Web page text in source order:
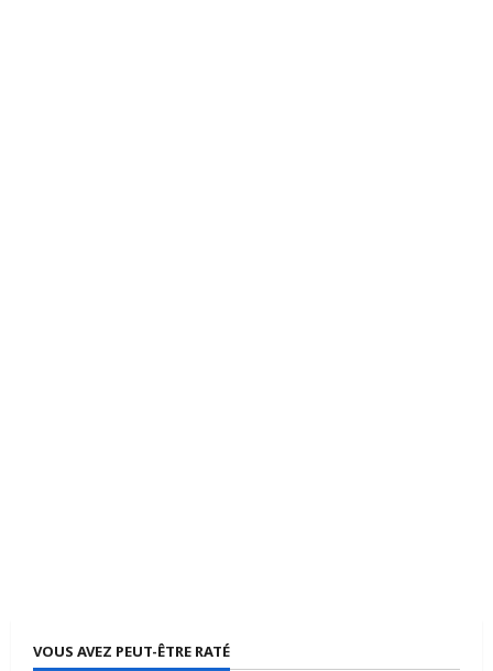
VOUS AVEZ PEUT-ÊTRE RATÉ